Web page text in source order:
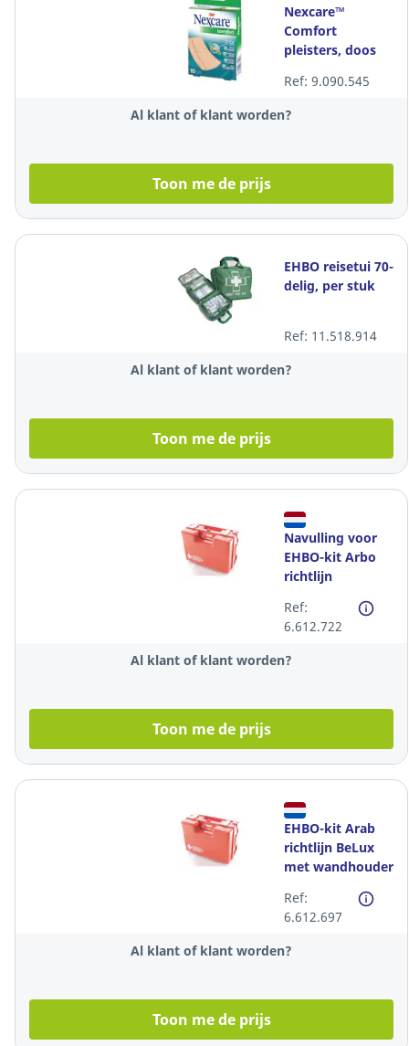
Nexcare™
Comfort
pleisters, doos
Ref: 9.090.545
Al klant of klant worden?
Toon me de prijs
EHBO reisetui 70-
delig, per stuk
Ref: 11.518.914
Al klant of klant worden?
Toon me de prijs
Navulling voor
EHBO-kit Arbo
richtlijn
Ref:
6.612.722
Al klant of klant worden?
Toon me de prijs
EHBO-kit Arab
richtlijn BeLux
met wandhouder
Ref:
6.612.697
Al klant of klant worden?
Toon me de prijs